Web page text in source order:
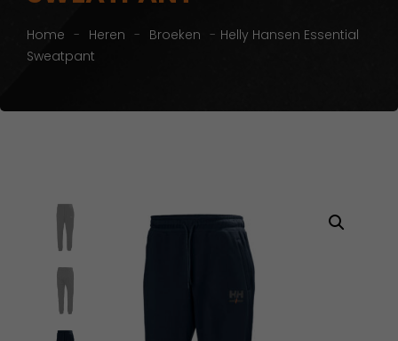
Home - Heren - Broeken - Helly Hansen Essential
Sweatpant